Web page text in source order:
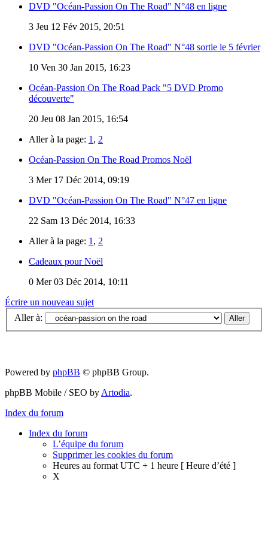
DVD "Océan-Passion On The Road" N°48 en ligne
3 Jeu 12 Fév 2015, 20:51
DVD "Océan-Passion On The Road" N°48 sortie le 5 février
10 Ven 30 Jan 2015, 16:23
Océan-Passion On The Road Pack "5 DVD Promo
découverte"
20 Jeu 08 Jan 2015, 16:54
Aller à la page: 1 , 2
Océan-Passion On The Road Promos Noël
3 Mer 17 Déc 2014, 09:19
DVD "Océan-Passion On The Road" N°47 en ligne
22 Sam 13 Déc 2014, 16:33
Aller à la page: 1 , 2
Cadeaux pour Noël
0 Mer 03 Déc 2014, 10:11
Écrire un nouveau sujet
Aller à:
Powered by phpBB © phpBB Group.
phpBB Mobile / SEO byArtodia.
Index du forum
Index du forum
L’équipe du forum
Supprimer les cookies du forum
Heures au format UTC + 1 heure [ Heure d’été ]
X